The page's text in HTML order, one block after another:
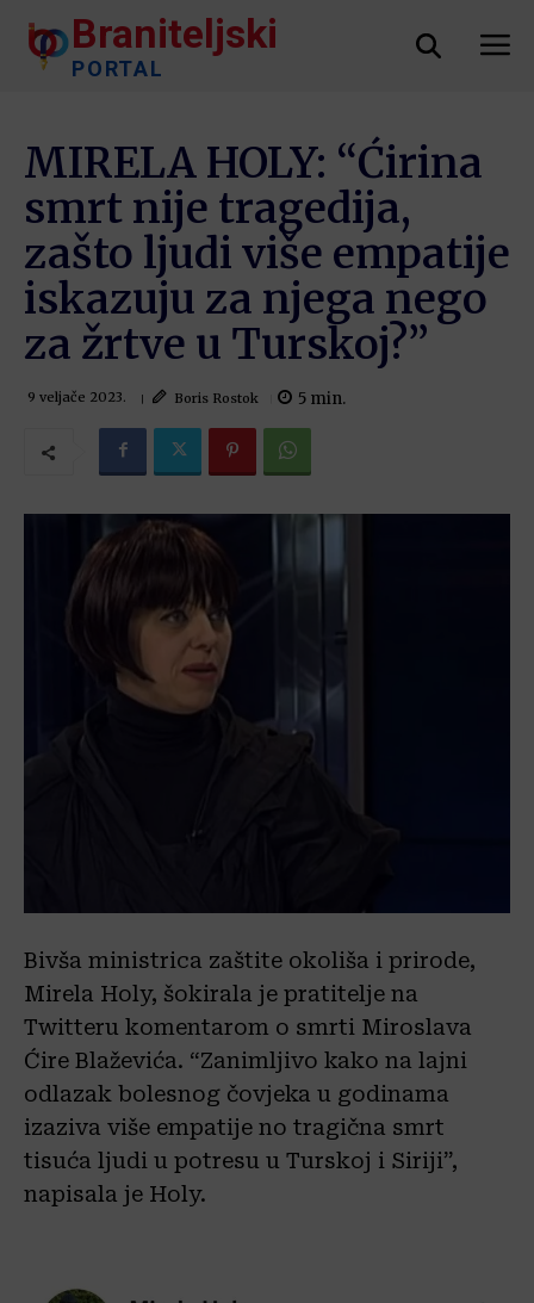
Braniteljski
PORTAL
MIRELA HOLY: “Ćirina
smrt nije tragedija,
zašto ljudi više empatije
iskazuju za njega nego
za žrtve u Turskoj?”
9 veljače 2023. Boris Rostok 5 min.
Bivša ministrica zaštite okoliša i prirode,
Mirela Holy, šokirala je pratitelje na
Twitteru komentarom o smrti Miroslava
Ćire Blaževića. “Zanimljivo kako na lajni
odlazak bolesnog čovjeka u godinama
izaziva više empatije no tragična smrt
tisuća ljudi u potresu u Turskoj i Siriji”,
napisala je Holy.